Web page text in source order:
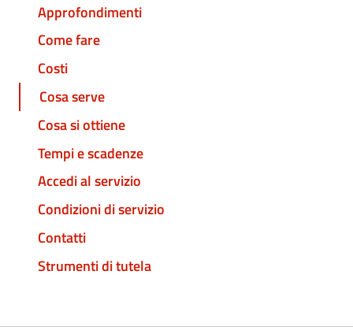
Approfondimenti
Come fare
Costi
Cosa serve
Cosa si ottiene
Tempi e scadenze
Accedi al servizio
Condizioni di servizio
Contatti
Strumenti di tutela